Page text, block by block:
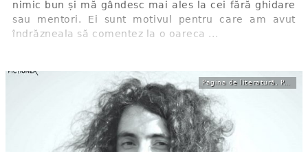
nimic bun și mă gândesc mai ales la cei fără ghidare
sau mentori. Ei sunt motivul pentru care am avut
îndrăzneala să comentez la o oareca ...
Pagina de literatură. Povestire